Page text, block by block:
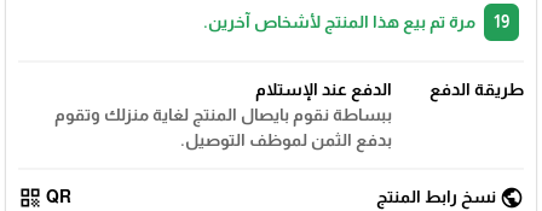
مرة تم بيع هذا المنتج لأشخاص آخرين.
طريقة الدفع
الدفع عند الإستلام
ببساطة نقوم بايصال المنتج لغاية منزلك وتقوم
بدفع الثمن لموظف التوصيل.
public نسخ رابط المنتج QR
qr_code